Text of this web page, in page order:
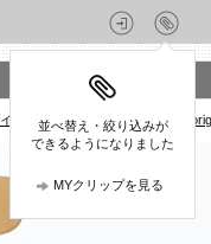
並べ替え・絞り込みが
できるようになりました
MYクリップを見る
ニングチェア > グラフ(graf